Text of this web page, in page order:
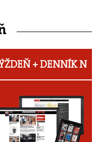
+DENNÍK N